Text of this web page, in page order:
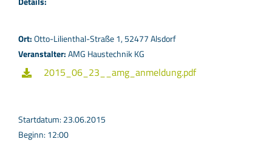
Ort:Otto-Lilienthal-Straße 1, 52477 Alsdorf
Veranstalter:AMG Haustechnik KG
2015_06_23__amg_anmeldung.pdf
Startdatum: 23.06.2015
Beginn: 12:00